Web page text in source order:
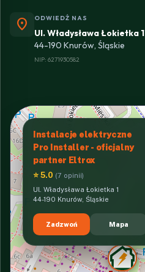
location_on ODWIEDŹ NAS
Ul. Władysława Łokietka 1
44-190 Knurów, Śląskie
NIP: 6271930582
Instalacje elektryczne
Pro Installer - oficjalny
partner Eltrox
⭐ 5.0 (7 opinii)
Ul. Władysława Łokietka 1
44-190 Knurów, Śląskie
Zadzwoń Mapa